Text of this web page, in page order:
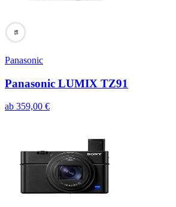
95
Panasonic
Panasonic LUMIX TZ91
ab 359,00 €